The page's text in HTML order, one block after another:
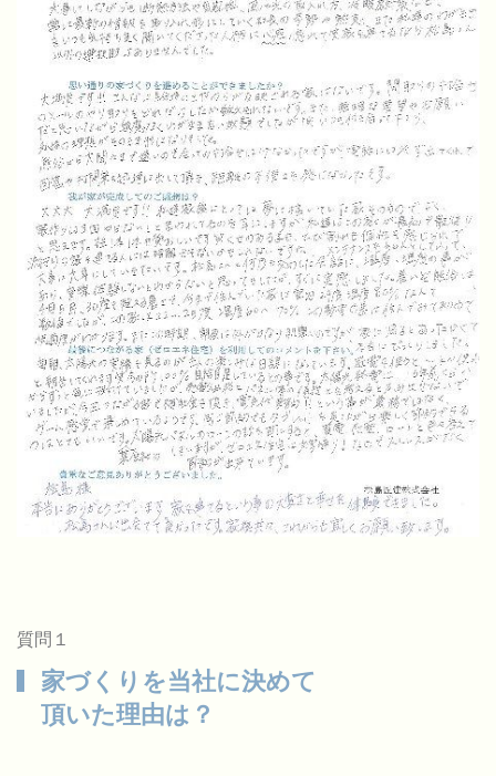
質問１
家づくりを当社に決めて
頂いた理由は？